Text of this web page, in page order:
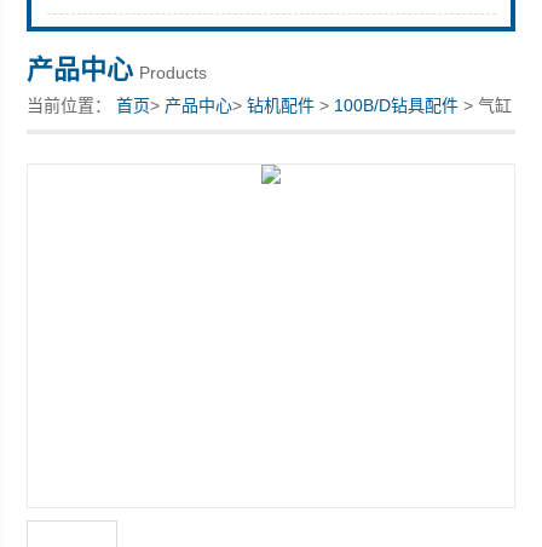
产品中心 Products
当前位置：首页> 产品中心>钻机配件 > 100B/D钻具配件 > 气缸
修理包